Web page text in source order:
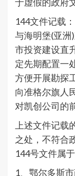
144文件记载
与海明堡(亚洲
市投资建设直
定先期配置一
方便开展勘探
向准格尔旗人
对凯创公司的
上述文件记载
之处，不符合
144号文件属
1、鄂尔多斯